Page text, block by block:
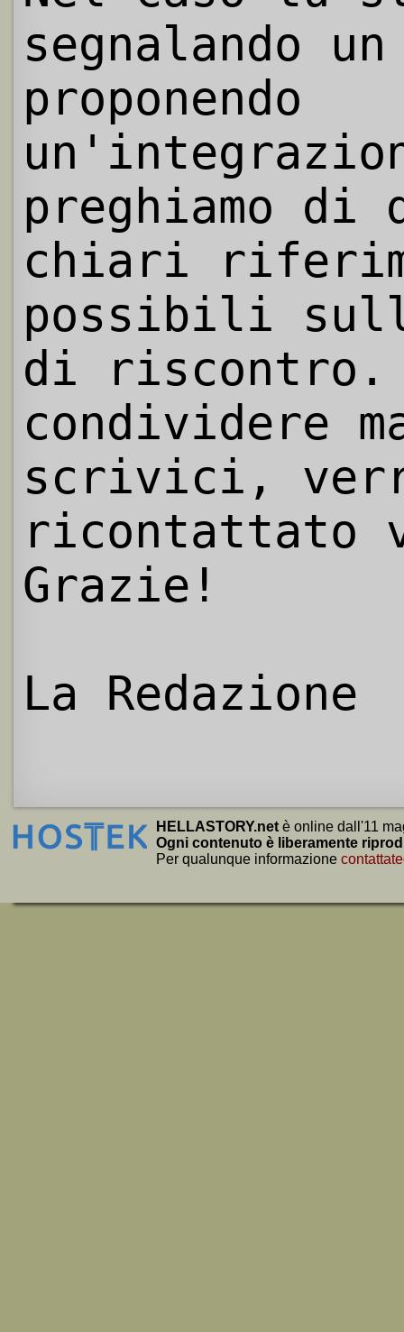
segnalando
proponendo
preghiamo
chiari
possibili
di riscontro.
condividere
scrivici,
ricontattato
Grazie!
La Redazione
HELLASTORY.net è online dall'11
Ogni contenuto è liberamente
Per qualunque informazione